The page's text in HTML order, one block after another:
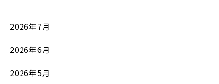
2026年7月
2026年6月
2026年5月